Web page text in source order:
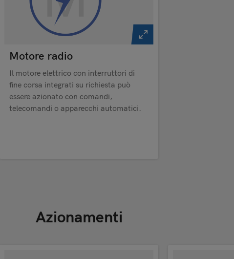
Motore radio
Il motore elettrico con interruttori di
fine corsa integrati su richiesta può
essere azionato con comandi,
telecomandi o apparecchi automatici.
Azionamenti